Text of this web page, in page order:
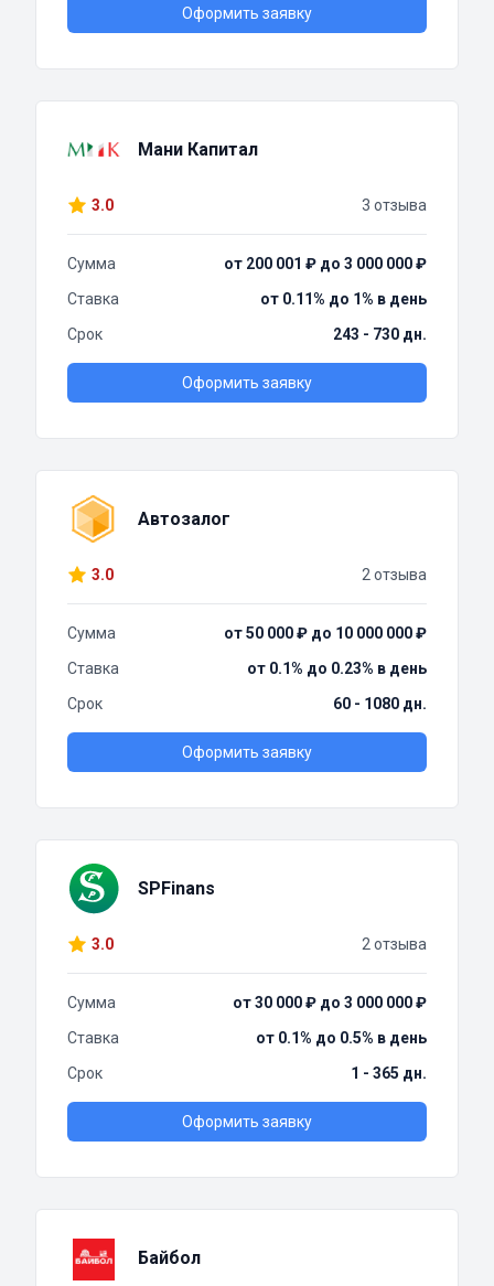
Оформить заявку
Мани Капитал
3.0 3 отзыва
Сумма
от 200 001 ₽ до 3 000 000 ₽
Ставка
от 0.11% до 1% в день
Срок
243 - 730 дн.
Оформить заявку
Автозалог
3.0 2 отзыва
Сумма
от 50 000 ₽ до 10 000 000 ₽
Ставка
от 0.1% до 0.23% в день
Срок
60 - 1080 дн.
Оформить заявку
SPFinans
3.0 2 отзыва
Сумма
от 30 000 ₽ до 3 000 000 ₽
Ставка
от 0.1% до 0.5% в день
Срок
1 - 365 дн.
Оформить заявку
Байбол